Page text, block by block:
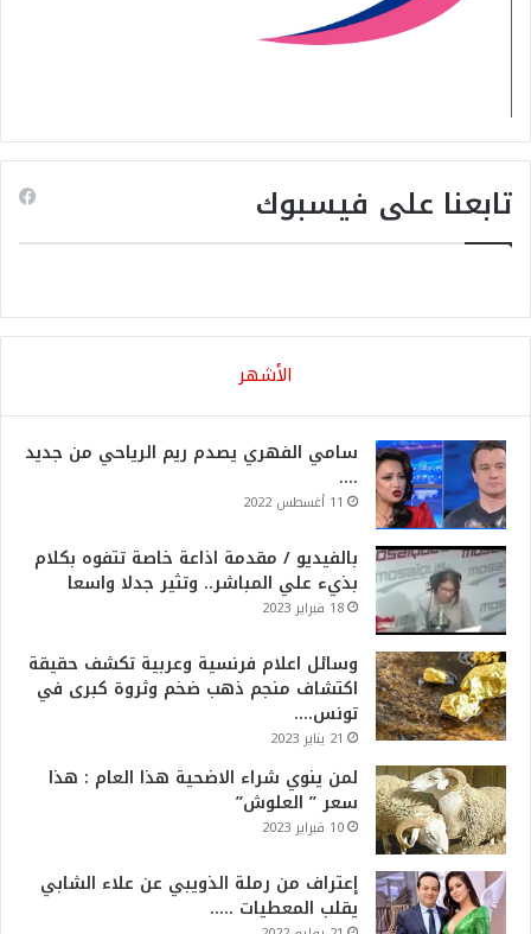
تابعنا على فيسبوك
الأشهر
سامي الفهري يصدم ريم الرياحي من جديد
….
11 أغسطس 2022
بالفيديو / مقدمة اذاعة خاصة تتفوه بكلام
بذيء علي المباشر.. وتثير جدلا واسعا
18 فبراير 2023
وسائل اعلام فرنسية وعربية تكشف حقيقة
اكتشاف منجم ذهب ضخم وثروة كبرى في
تونس….
21 يناير 2023
لمن ينوي شراء الاضحية هذا العام : هذا
سعر ” العلوش”
10 فبراير 2023
إعتراف من رملة الذويبي عن علاء الشابي
يقلب المعطيات …..